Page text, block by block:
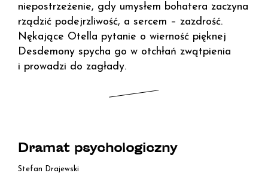
niepostrzeżenie, gdy umysłem bohatera zaczyna
rządzić podejrzliwość, a sercem – zazdrość.
Nękające Otella pytanie o wierność pięknej
Desdemony spycha go w otchłań zwątpienia
i prowadzi do zagłady.
Dramat psychologiczny
Stefan Drajewski